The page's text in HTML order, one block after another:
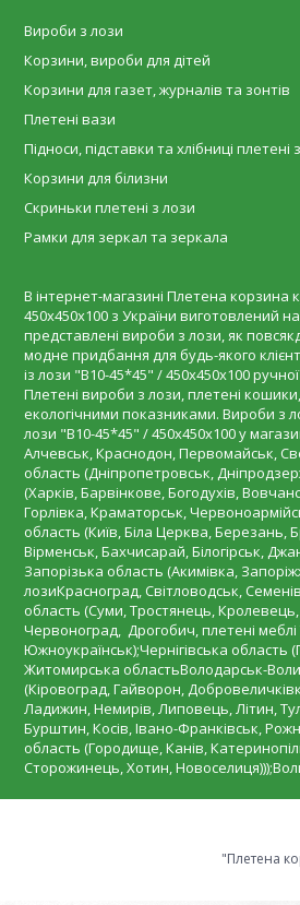
Вироби з лози
Корзини, вироби для дітей
Корзини для газет, журналів та зонтів
Плетені вази
Підноси, підставки та хлібниці плетені
Корзини для білизни
Скриньки плетені з лози
Рамки для зеркал та зеркала
В інтернет-магазині Плетена корзина
450х450х100 з України виготовлений
представлені вироби з лози, як
модне придбання для будь-якого
із лози "В10-45*45" / 450х450х100
Плетені вироби з лози, плетені
екологічними показниками. Вироби з
лози "В10-45*45" / 450х450х100 у
Алчевськ, Краснодон, Первомайськ,
область (Дніпропетровськ,
(Харків, Барвінкове, Богодухів,
Горлівка, Краматорськ,
область (Київ, Біла Церква,
Вірменськ, Бахчисарай, Білогірськ,
Запорізька область (Акимівка,
лозиКрасноград, Світловодськ,
область (Суми, Тростянець,
Червоноград, Дрогобич, плетені
Южноукраїнськ);Чернігівська
Житомирська областьВолодарськ-
(Кіровоград, Гайворон,
Ладижин, Немирів, Липовець, Літин,
Бурштин, Косів, Івано-Франківськ,
область (Городище, Канів,
Сторожинець, Хотин,